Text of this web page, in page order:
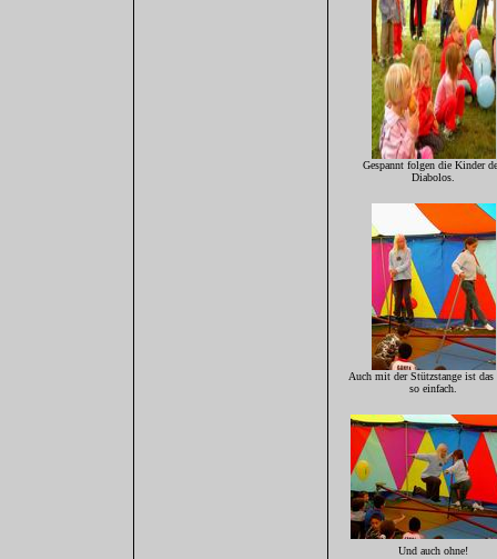
Gespannt folgen die Kinder
Diabolos.
Auch mit der Stützstange ist das
so einfach.
Und auch ohne!